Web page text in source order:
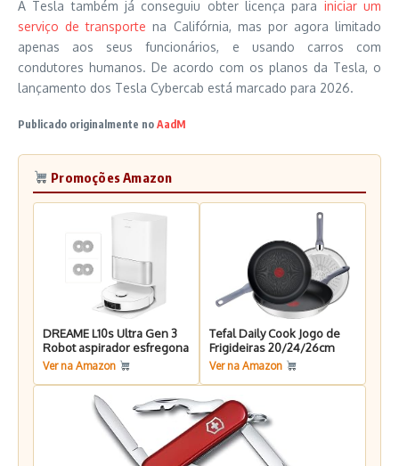
A Tesla também já conseguiu obter licença para iniciar um
serviço de transporte na Califórnia, mas por agora limitado
apenas aos seus funcionários, e usando carros com
condutores humanos. De acordo com os planos da Tesla, o
lançamento dos Tesla Cybercab está marcado para 2026.
Publicado originalmente no AadM
Promoções Amazon
DREAME L10s Ultra Gen 3
Robot aspirador esfregona
Ver na Amazon
Tefal Daily Cook Jogo de
Frigideiras 20/24/26cm
Ver na Amazon